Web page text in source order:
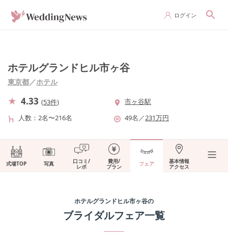
ログイン
ホテルグランドヒル市ヶ谷
東京都／ホテル
4.33 (53件)
市ヶ谷駅
人数
2名〜216名 49名 ／231万円
式場TOP 写真 口コミ/
レポ
費用/
プラン フェア 基本情報
アクセス
ホテルグランドヒル市ヶ谷の
ブライダルフェア一覧